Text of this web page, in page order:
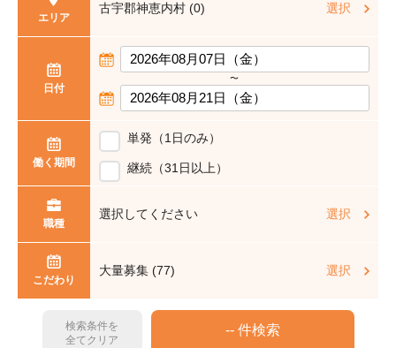
エリア
古宇郡神恵内村 (0) 選択
日付
〜
働く期間
単発（1日のみ）
継続（31日以上）
職種
選択してください 選択
こだわり
大量募集 (77) 選択
検索条件を
全てクリア